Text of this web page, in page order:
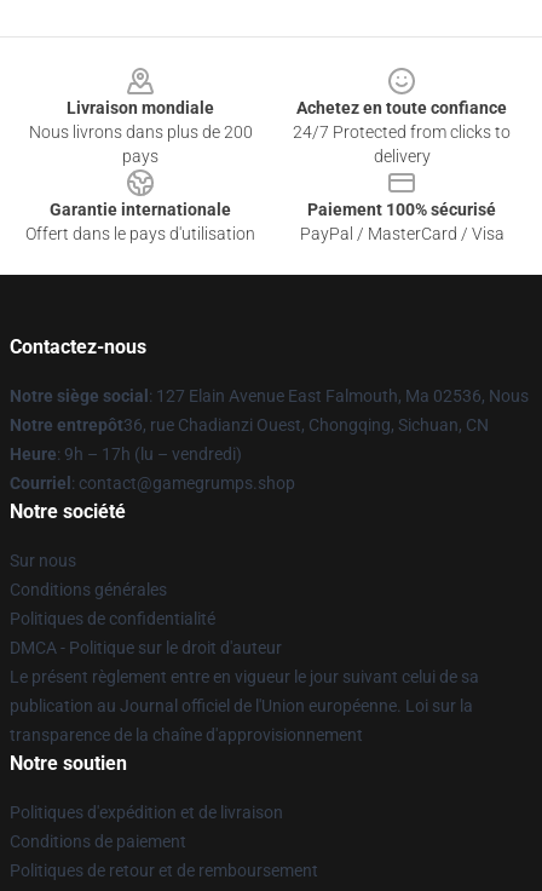
Livraison mondiale
Nous livrons dans plus de 200
pays
Achetez en toute confiance
24/7 Protected from clicks to
delivery
Garantie internationale
Offert dans le pays d'utilisation
Paiement 100% sécurisé
PayPal / MasterCard / Visa
Contactez-nous
Notre siège social : 127 Elain Avenue East Falmouth, Ma 02536, Nous
Notre entrepôt36, rue Chadianzi Ouest, Chongqing, Sichuan, CN
Heure: 9h – 17h (lu – vendredi)
Courriel : contact@gamegrumps.shop
Notre société
Sur nous
Conditions générales
Politiques de confidentialité
DMCA - Politique sur le droit d'auteur
Le présent règlement entre en vigueur le jour suivant celui de sa
publication au Journal officiel de l'Union européenne. Loi sur la
transparence de la chaîne d'approvisionnement
Notre soutien
Politiques d'expédition et de livraison
Conditions de paiement
Politiques de retour et de remboursement